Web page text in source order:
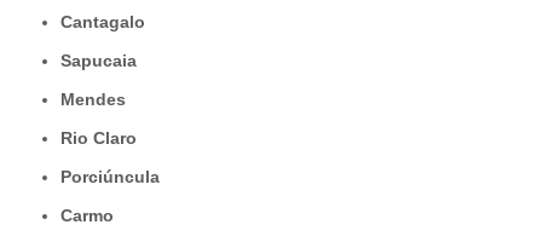
Cantagalo
Sapucaia
Mendes
Rio Claro
Porciúncula
Carmo